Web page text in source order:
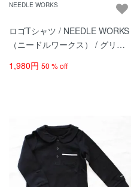
NEEDLE WORKS
ロゴTシャツ / NEEDLE WORKS
（ニードルワークス） / グリー
1,980円 50 % off